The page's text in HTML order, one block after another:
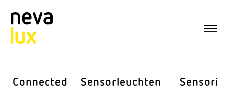
Connected
Sensor­leuchten Sensorik